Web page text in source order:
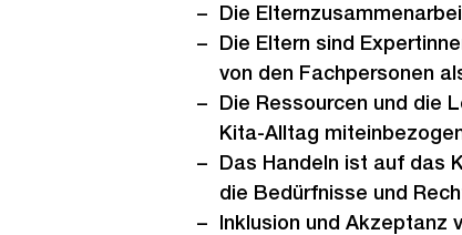
Die
Die Eltern sind
von den Fachpersonen
Die Ressourcen und die
Kita-Alltag
Das Handeln ist auf das
die Bedürfnisse und
Inklusion und Akzeptanz